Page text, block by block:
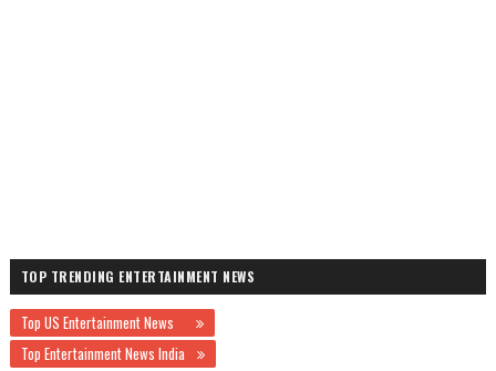
TOP TRENDING ENTERTAINMENT NEWS
Top US Entertainment News
Top Entertainment News India